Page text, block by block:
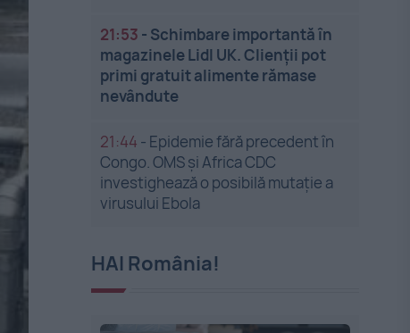
21:53 - Schimbare importantă în
magazinele Lidl UK. Clienții pot
primi gratuit alimente rămase
nevândute
21:44 - Epidemie fără precedent în
Congo. OMS și Africa CDC
investighează o posibilă mutație a
virusului Ebola
HAI România!